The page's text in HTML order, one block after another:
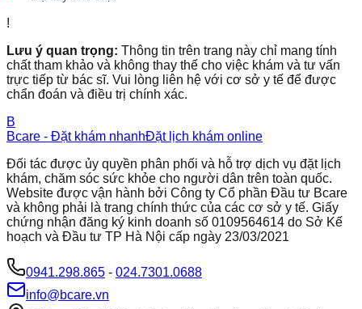
!
Lưu ý quan trọng: Thông tin trên trang này chỉ mang tính
chất tham khảo và không thay thế cho việc khám và tư vấn
trực tiếp từ bác sĩ. Vui lòng liên hệ với cơ sở y tế để được
chẩn đoán và điều trị chính xác.
B
Bcare - Đặt khám nhanhĐặt lịch khám online
Đối tác được ủy quyền phân phối và hỗ trợ dịch vụ đặt lịch
khám, chăm sóc sức khỏe cho người dân trên toàn quốc.
Website được vận hành bởi Công ty Cổ phần Đầu tư Bcare
và không phải là trang chính thức của các cơ sở y tế. Giấy
chứng nhận đăng ký kinh doanh số 0109564614 do Sở Kế
hoạch và Đầu tư TP Hà Nội cấp ngày 23/03/2021
0941.298.865 - 024.7301.0688
info@bcare.vn